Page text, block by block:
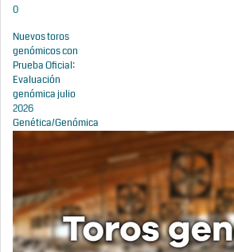
0
Nuevos toros
genómicos con
Prueba Oficial:
Evaluación
genómica julio
2026
Genética/Genómica